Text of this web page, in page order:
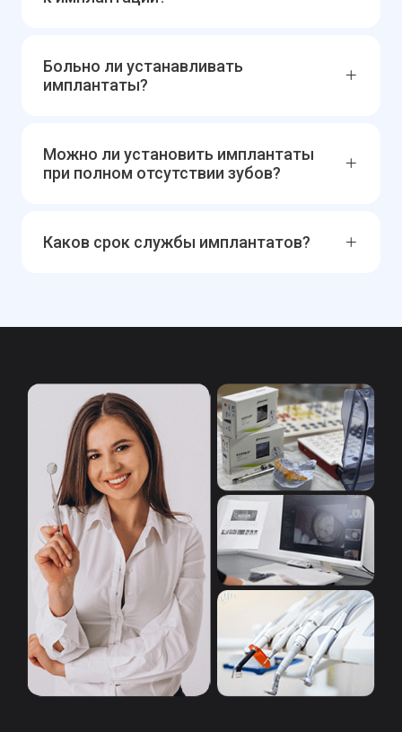
Больно ли устанавливать
имплантаты?
Можно ли установить имплантаты
при полном отсутствии зубов?
Каков срок службы имплантатов?